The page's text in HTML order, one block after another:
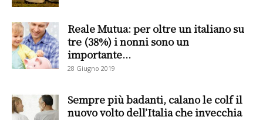
Reale Mutua: per oltre un italiano su
tre (38%) i nonni sono un
importante...
28 Giugno 2019
Sempre più badanti, calano le colf il
nuovo volto dell’Italia che invecchia